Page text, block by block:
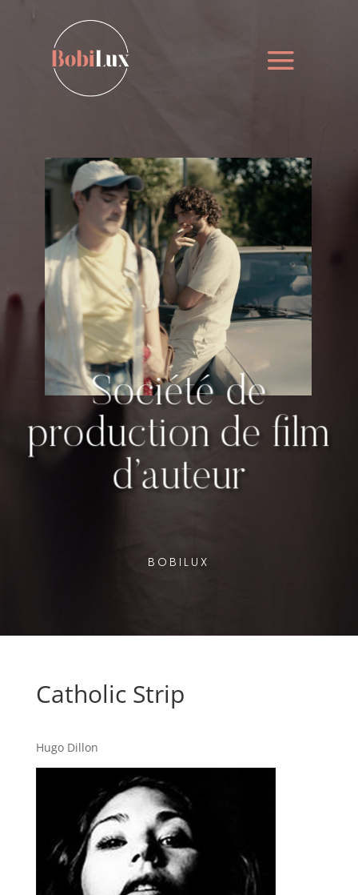
Société de
production de film
d’auteur
BOBILUX
Catholic Strip
Hugo Dillon